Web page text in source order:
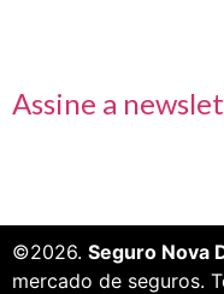
Assine a
©2026. Seguro Nova
mercado de seguros.